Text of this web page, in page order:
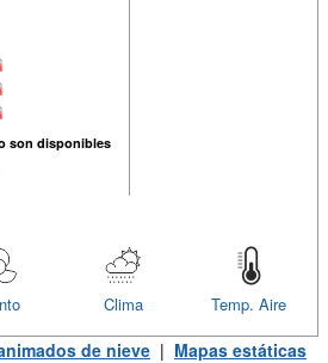
son disponibles
Temp. Aire
Clima
de nieve | Mapas estáticas